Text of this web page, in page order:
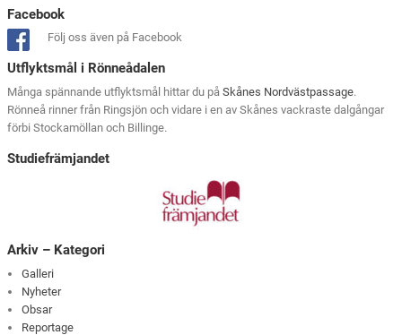
Facebook
Följ oss även på Facebook
Utflyktsmål i Rönneådalen
Många spännande utflyktsmål hittar du påSkånes Nordvästpassage.
Rönneå rinner från Ringsjön och vidare i en av Skånes vackraste dalgångar
förbi Stockamöllan och Billinge.
Studiefrämjandet
Arkiv – Kategori
Galleri
Nyheter
Obsar
Reportage